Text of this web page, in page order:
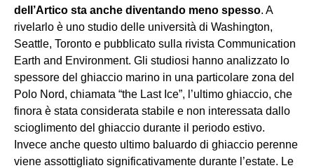
dell’Artico sta anche diventando meno spesso. A
rivelarlo è uno studio delle università di Washington,
Seattle, Toronto e pubblicato sulla rivista Communication
Earth and Environment. Gli studiosi hanno analizzato lo
spessore del ghiaccio marino in una particolare zona del
Polo Nord, chiamata “the Last Ice”, l’ultimo ghiaccio, che
finora è stata considerata stabile e non interessata dallo
scioglimento del ghiaccio durante il periodo estivo.
Invece anche questo ultimo baluardo di ghiaccio perenne
viene assottigliato significativamente durante l’estate. Le